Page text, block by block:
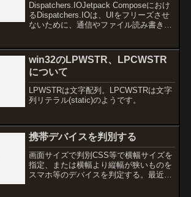
Dispatchers.IOJetpack Composeにおけ
るDispatchers.IOは、UIをフリーズさせ
ないために、通信やファイル読み書きな
Jetpack ...
win32のLPWSTR、LPCWSTR
について
LPWSTRは文字配列。LPCWSTRは文字
列リテラル(static)のようです。
携帯デバイスを判別する
画面サイズで判別CSS等で横幅サイズを
指定、または横幅より縦幅が狭いものを
スマホ等のデバイスを判定する。最近は